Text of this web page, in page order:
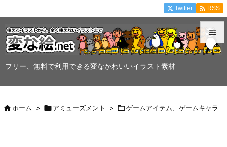
フリー、無料で利用できる変なかわいいイラスト素材



Twitter  RSS
ホーム > アミューズメント > ゲームアイテム、ゲームキャラ